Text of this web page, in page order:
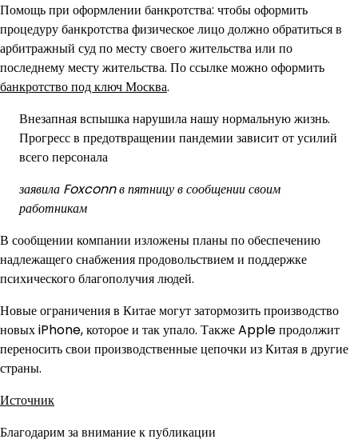
Помощь при оформлении банкротства: чтобы оформить
процедуру банкротства физическое лицо должно обратиться в
арбитражный суд по месту своего жительства или по
последнему месту жительства. По ссылке можно оформить
банкротство под ключ Москва.
Внезапная вспышка нарушила нашу нормальную жизнь.
Прогресс в предотвращении пандемии зависит от усилий
всего персонала
заявила Foxconn в пятницу в сообщении своим
работникам
В сообщении компании изложены планы по обеспечению
надлежащего снабжения продовольствием и поддержке
психического благополучия людей.
Новые ограничения в Китае могут затормозить производство
новых iPhone, которое и так упало. Также Apple продолжит
переносить свои производственные цепочки из Китая в другие
страны.
Источник
Благодарим за внимание к публикации